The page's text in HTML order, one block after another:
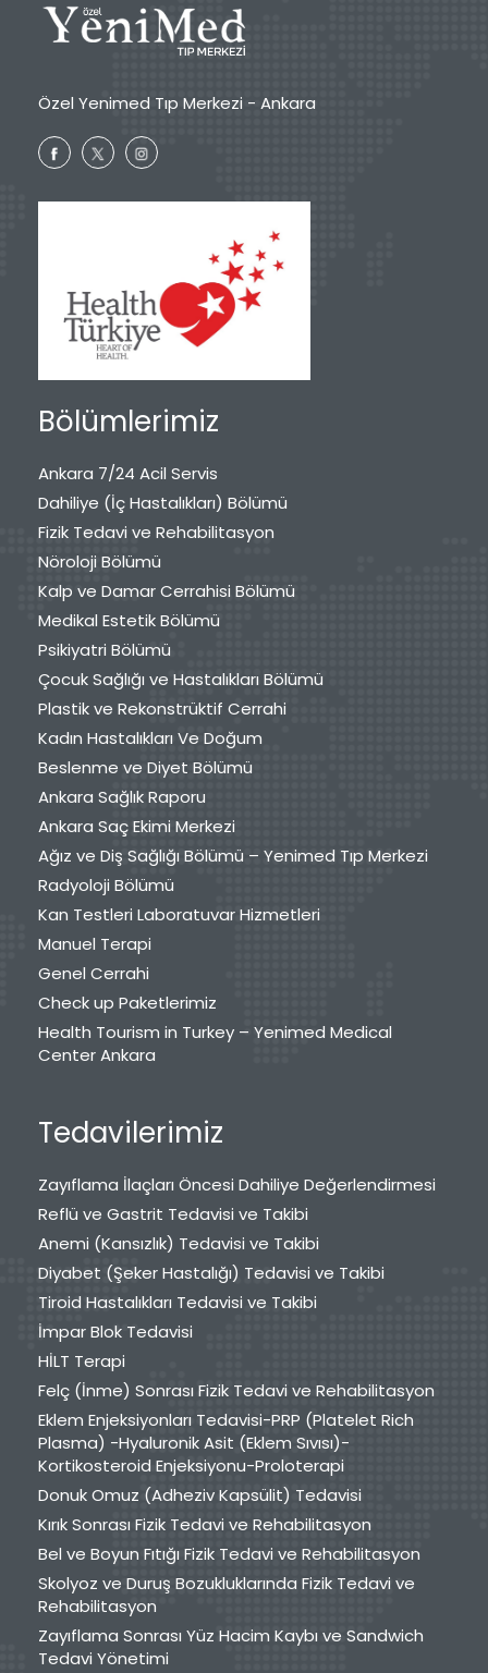
Özel Yenimed Tıp Merkezi - Ankara
Bölümlerimiz
Ankara 7/24 Acil Servis
Dahiliye (İç Hastalıkları) Bölümü
Fizik Tedavi ve Rehabilitasyon
Nöroloji Bölümü
Kalp ve Damar Cerrahisi Bölümü
Medikal Estetik Bölümü
Psikiyatri Bölümü
Çocuk Sağlığı ve Hastalıkları Bölümü
Plastik ve Rekonstrüktif Cerrahi
Kadın Hastalıkları Ve Doğum
Beslenme ve Diyet Bölümü
Ankara Sağlık Raporu
Ankara Saç Ekimi Merkezi
Ağız ve Diş Sağlığı Bölümü – Yenimed Tıp Merkezi
Radyoloji Bölümü
Kan Testleri Laboratuvar Hizmetleri
Manuel Terapi
Genel Cerrahi
Check up Paketlerimiz
Health Tourism in Turkey – Yenimed Medical
Center Ankara
Tedavilerimiz
Zayıflama İlaçları Öncesi Dahiliye Değerlendirmesi
Reflü ve Gastrit Tedavisi ve Takibi
Anemi (Kansızlık) Tedavisi ve Takibi
Diyabet (Şeker Hastalığı) Tedavisi ve Takibi
Tiroid Hastalıkları Tedavisi ve Takibi
İmpar Blok Tedavisi
HİLT Terapi
Felç (İnme) Sonrası Fizik Tedavi ve Rehabilitasyon
Eklem Enjeksiyonları Tedavisi-PRP (Platelet Rich
Plasma) -Hyaluronik Asit (Eklem Sıvısı)-
Kortikosteroid Enjeksiyonu-Proloterapi
Donuk Omuz (Adheziv Kapsülit) Tedavisi
Kırık Sonrası Fizik Tedavi ve Rehabilitasyon
Bel ve Boyun Fıtığı Fizik Tedavi ve Rehabilitasyon
Skolyoz ve Duruş Bozukluklarında Fizik Tedavi ve
Rehabilitasyon
Zayıflama Sonrası Yüz Hacim Kaybı ve Sandwich
Tedavi Yönetimi